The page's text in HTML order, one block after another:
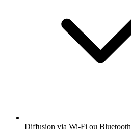
Diffusion via Wi-Fi ou Bluetooth